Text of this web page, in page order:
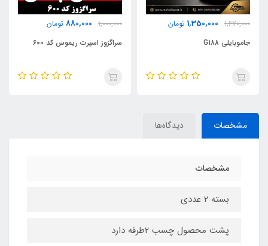
1,670,000
1,350,000 تومان
جاموبایلی G188
1,000,000
880,000 تومان
سراگزوز اسپرت ریموس کد 600
مشخصات دیدگاه‌ها
مشخصات
بسته 2 عددی
پشت محصول چسب 2طرفه دارد